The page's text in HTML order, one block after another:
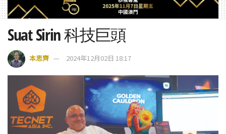
Suat Sirin 科技巨頭
本思齊 2024年12月02日 18:17